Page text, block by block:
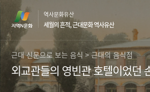
컨
영
역
하
역
바
역사문화유산
세월의 흔적, 근대문화 역사유산
근대 신문으로 보는 음식 > 근대의 음식점
외교관들의 영빈관 호텔이었던